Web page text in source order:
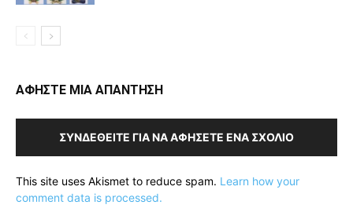
ΑΦΗΣΤΕ ΜΙΑ ΑΠΑΝΤΗΣΗ
ΣΥΝΔΕΘΕΊΤΕ ΓΙΑ ΝΑ ΑΦΉΣΕΤΕ ΈΝΑ ΣΧΌΛΙΟ
This site uses Akismet to reduce spam. Learn how your
comment data is processed.